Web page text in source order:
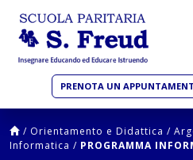
PRENOTA UN
/ Orientamento e Didattica /
Informatica / PROGRAMMA